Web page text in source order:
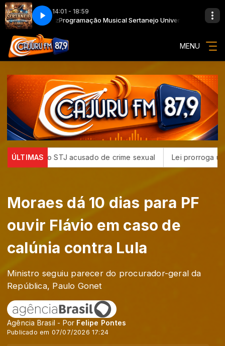
14:01 - 18:59
e Raiz Programação Musical Sertanejo Universitário e Raiz
MENU
ÚLTIMAS
do STJ acusado de crime sexual Lei prorroga uso do
Moraes dá 10 dias para PF
ouvir Flávio em caso de
calúnia contra Lula
Ministro seguiu parecer do procurador-geral da
República, Paulo Gonet
Agência Brasil - Por Felipe Pontes
Publicado em 07/07/2026 17:24